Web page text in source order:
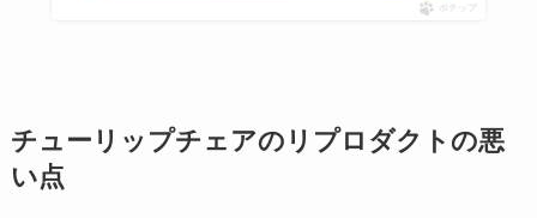
ポチップ
チューリップチェアのリプロダクトの悪
い点